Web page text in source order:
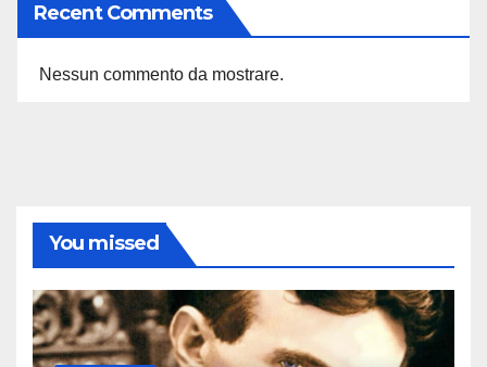
Recent Comments
Nessun commento da mostrare.
You missed